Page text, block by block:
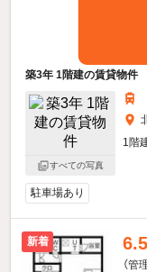
築3年 1階建の賃貸物件
すべての写真
1階
駐車場あり
新着 6.5
（管